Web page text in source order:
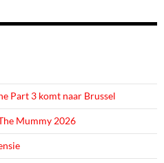
Part 3 komt naar Brussel
Mummy 2026